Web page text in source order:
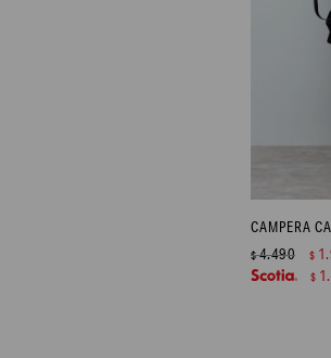
CAMPERA
$4.490 $
$